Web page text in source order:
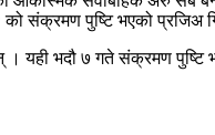
को संक्रमण पुष्टि भएको प्रजिअ
भदौ ७ गते संक्रमण पुष्टि